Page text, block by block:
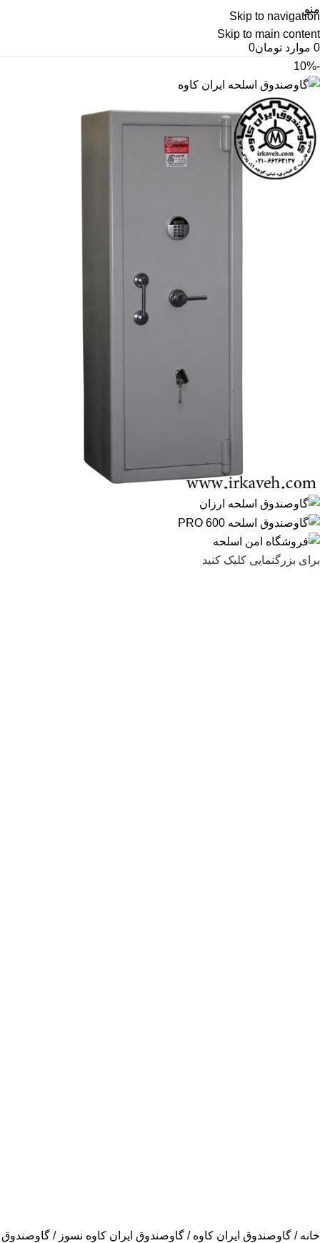
Skip to navigation
Skip to main content
منو
0 موارد تومان0
-10%
برای بزرگنمایی کلیک کنید
خانه گاوصندوق ایران کاوه گاوصندوق ایران کاوه نسوز گاوصندوق